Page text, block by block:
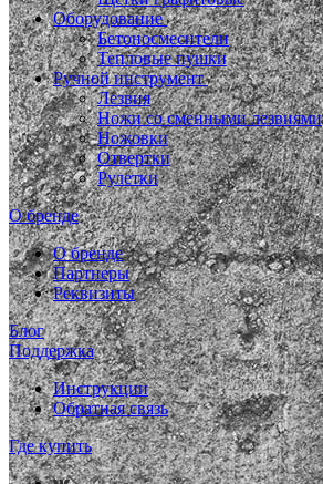
Оборудование
Бетоносмесители
Тепловые пушки
Ручной инструмент
Лезвия
Ножи со сменными лезвиями
Ножовки
Отвертки
Рулетки
О бренде
О бренде
Партнеры
Реквизиты
Блог
Поддержка
Инструкции
Обратная связь
Где купить